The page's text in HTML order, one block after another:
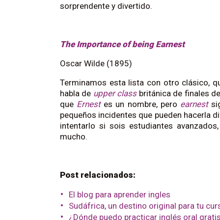
sorprendente y divertido.
The Importance of being Earnest
Oscar Wilde (1895)
Terminamos esta lista con otro clásico,
habla de upper classbritánica de finales
que Ernest es un nombre, pero earnest
pequeños incidentes que pueden hacerla
intentarlo si sois estudiantes
mucho.
Post relacionados:
El blog para aprender ingles
Sudáfrica, un destino original para tu
¿Dónde puedo practicar inglés oral